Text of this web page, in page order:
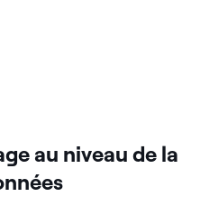
au niveau de la